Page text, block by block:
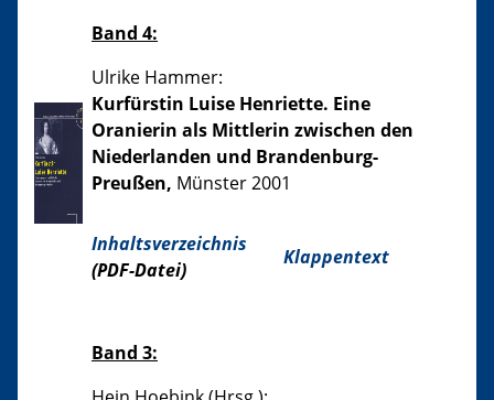
Band 4:
Ulrike Hammer:
Kurfürstin Luise Henriette. Eine
Oranierin als Mittlerin zwischen den
Niederlanden und Brandenburg-
Preußen, Münster 2001
Inhaltsverzeichnis
(PDF-Datei)
Klappentext
Band 3: